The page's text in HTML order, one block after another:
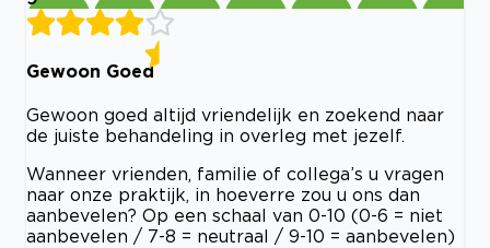
Gewoon Goed
Gewoon goed altijd vriendelijk en zoekend naar
de juiste behandeling in overleg met jezelf.
Wanneer vrienden, familie of collega’s u vragen
naar onze praktijk, in hoeverre zou u ons dan
aanbevelen? Op een schaal van 0-10 (0-6 = niet
aanbevelen / 7-8 = neutraal / 9-10 = aanbevelen)